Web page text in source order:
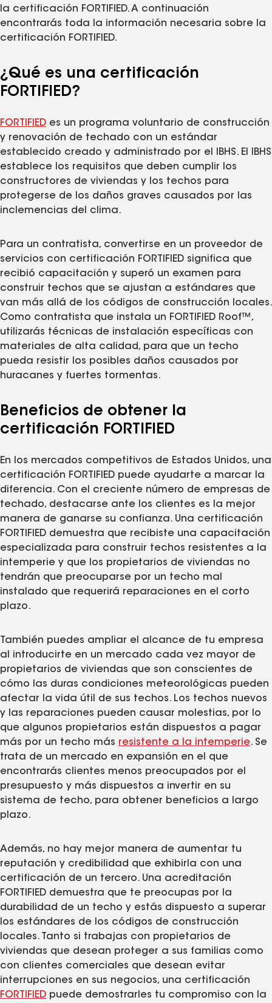
la certificación FORTIFIED. A continuación
encontrarás toda la información necesaria sobre la
certificación FORTIFIED.
¿Qué es una certificación
FORTIFIED?
FORTIFIED es un programa voluntario de construcción
y renovación de techado con un estándar
establecido creado y administrado por el IBHS. El IBHS
establece los requisitos que deben cumplir los
constructores de viviendas y los techos para
protegerse de los daños graves causados por las
inclemencias del clima.
Para un contratista, convertirse en un proveedor de
servicios con certificación FORTIFIED significa que
recibió capacitación y superó un examen para
construir techos que se ajustan a estándares que
van más allá de los códigos de construcción locales.
Como contratista que instala un FORTIFIED Roof™,
utilizarás técnicas de instalación específicas con
materiales de alta calidad, para que un techo
pueda resistir los posibles daños causados por
huracanes y fuertes tormentas.
Beneficios de obtener la
certificación FORTIFIED
En los mercados competitivos de Estados Unidos, una
certificación FORTIFIED puede ayudarte a marcar la
diferencia. Con el creciente número de empresas de
techado, destacarse ante los clientes es la mejor
manera de ganarse su confianza. Una certificación
FORTIFIED demuestra que recibiste una capacitación
especializada para construir techos resistentes a la
intemperie y que los propietarios de viviendas no
tendrán que preocuparse por un techo mal
instalado que requerirá reparaciones en el corto
plazo.
También puedes ampliar el alcance de tu empresa
al introducirte en un mercado cada vez mayor de
propietarios de viviendas que son conscientes de
cómo las duras condiciones meteorológicas pueden
afectar la vida útil de sus techos. Los techos nuevos
y las reparaciones pueden causar molestias, por lo
que algunos propietarios están dispuestos a pagar
más por un techo más resistente a la intemperie. Se
trata de un mercado en expansión en el que
encontrarás clientes menos preocupados por el
presupuesto y más dispuestos a invertir en su
sistema de techo, para obtener beneficios a largo
plazo.
Además, no hay mejor manera de aumentar tu
reputación y credibilidad que exhibirla con una
certificación de un tercero. Una acreditación
FORTIFIED demuestra que te preocupas por la
durabilidad de un techo y estás dispuesto a superar
los estándares de los códigos de construcción
locales. Tanto si trabajas con propietarios de
viviendas que desean proteger a sus familias como
con clientes comerciales que desean evitar
interrupciones en sus negocios, una certificación
FORTIFIED puede demostrarles tu compromiso con la